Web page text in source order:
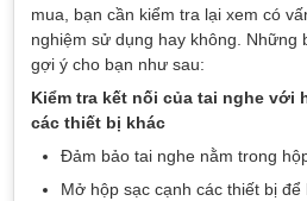
mua, bạn cần kiểm tra lại xem có
nghiệm sử dụng hay không. Những
gợi ý cho bạn như sau:
Kiểm tra kết nối của tai nghe với
các thiết bị khác
Đảm bảo tai nghe nằm trong
Mở hộp sạc cạnh các thiết bị